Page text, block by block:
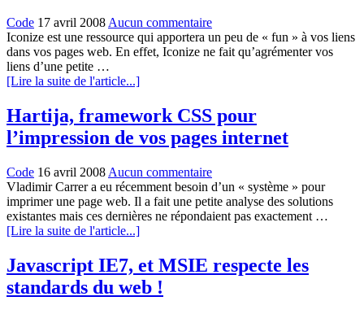
Code 17 avril 2008Aucun commentaire
Iconize est une ressource qui apportera un peu de « fun » à vos liens
dans vos pages web. En effet, Iconize ne fait qu’agrémenter vos
liens d’une petite …
[Lire la suite de l'article...]
Hartija, framework CSS pour
l’impression de vos pages internet
Code 16 avril 2008 Aucun commentaire
Vladimir Carrer a eu récemment besoin d’un « système » pour
imprimer une page web. Il a fait une petite analyse des solutions
existantes mais ces dernières ne répondaient pas exactement …
[Lire la suite de l'article...]
Javascript IE7, et MSIE respecte les
standards du web !